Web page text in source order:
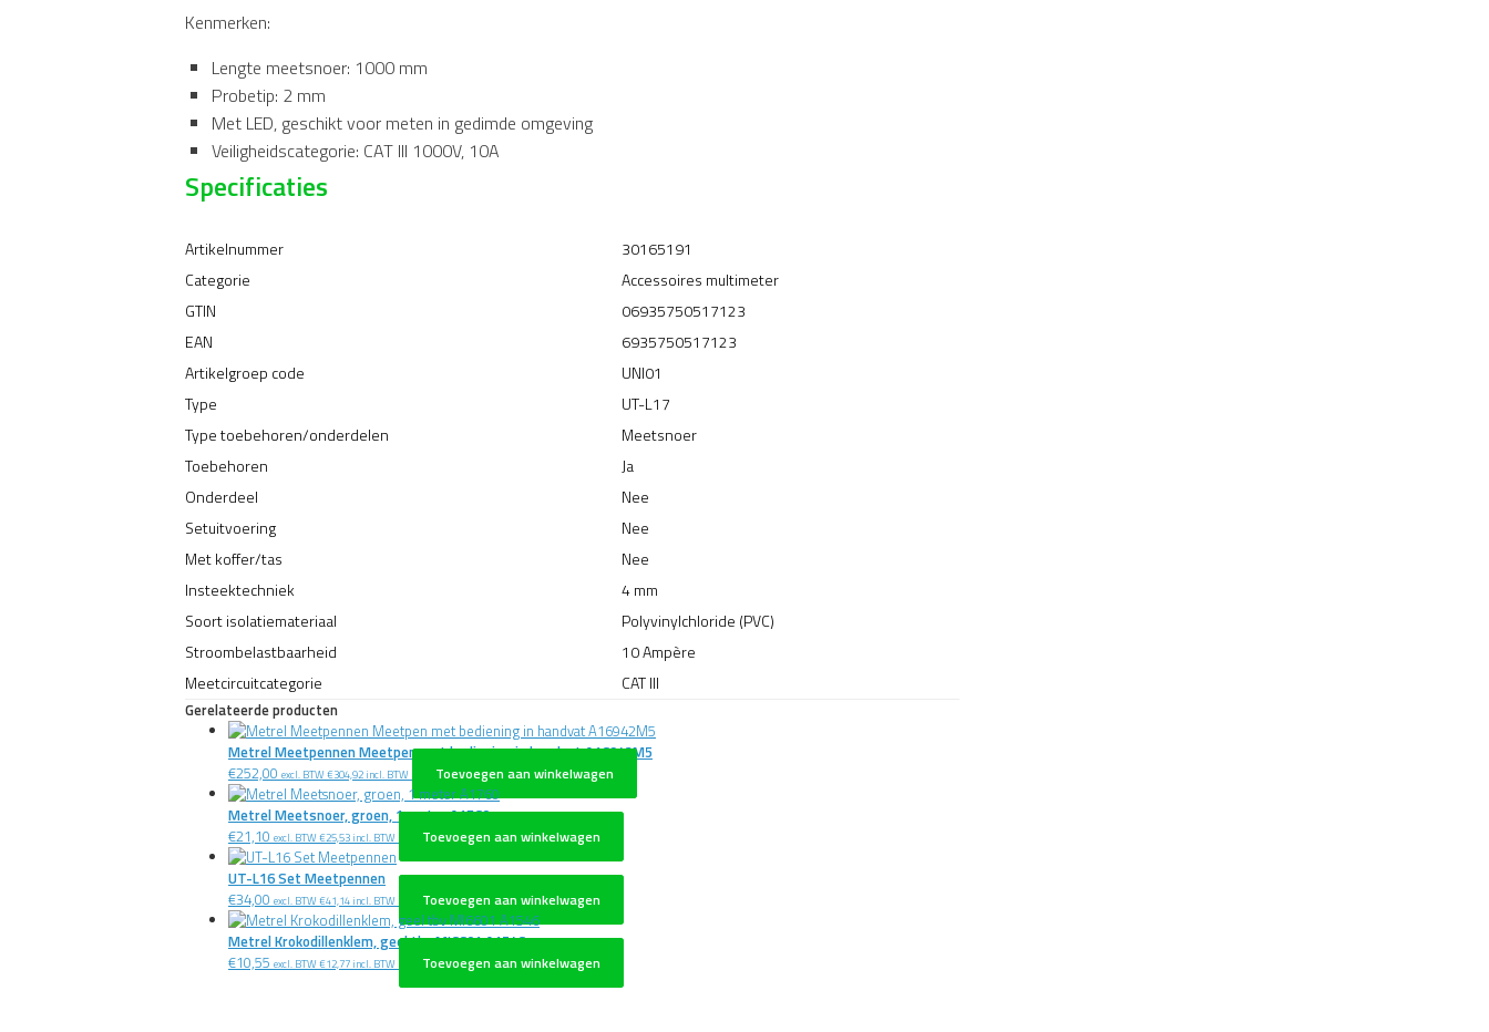
Kenmerken:
Lengte meetsnoer: 1000 mm
Probetip: 2 mm
Met LED, geschikt voor meten in gedimde omgeving
Veiligheidscategorie: CAT III 1000V, 10A
Specificaties
Artikelnummer
30165191
Categorie
Accessoires multimeter
GTIN
06935750517123
EAN
6935750517123
Artikelgroep code
UNI01
Type
UT-L17
Type toebehoren/onderdelen
Meetsnoer
Toebehoren
Ja
Onderdeel
Nee
Setuitvoering
Nee
Met koffer/tas
Nee
Insteektechniek
4 mm
Soort isolatiemateriaal
Polyvinylchloride (PVC)
Stroombelastbaarheid
10 Ampère
Meetcircuitcategorie
CAT III
Gerelateerde producten
Metrel Meetpennen Meetpen met bediening in handvat A16942M5
€252,00 excl. BTW €304,92 incl. BTW Toevoegen aan winkelwagen
Metrel Meetsnoer, groen, 1 meter A1760
€21,10 excl. BTW €25,53 incl. BTW Toevoegen aan winkelwagen
UT-L16 Set Meetpennen
€34,00 excl. BTW €41,14 incl. BTW Toevoegen aan winkelwagen
Metrel Krokodillenklem, geel tbv MI6601 A1546
€10,55 excl. BTW €12,77 incl. BTW Toevoegen aan winkelwagen